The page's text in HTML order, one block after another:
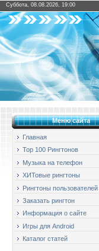
Суббота, 08.08.2026, 19:00
Меню сайта
Главная
Top 100 Рингтонов
Музыка на телефон
ХИТовые рингтоны
Рингтоны пользователей
Заказать рингтон
Информация о сайте
Игры для Android
Каталог статей